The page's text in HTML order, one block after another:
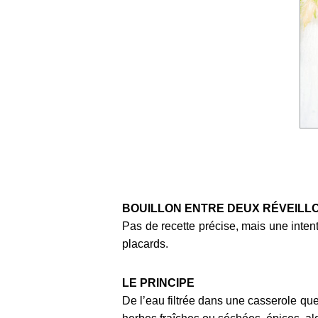
BOUILLON ENTRE DEUX
Pas de recette précise, mais une
placards.
LE PRINCIPE
De l’eau filtrée dans une casserole